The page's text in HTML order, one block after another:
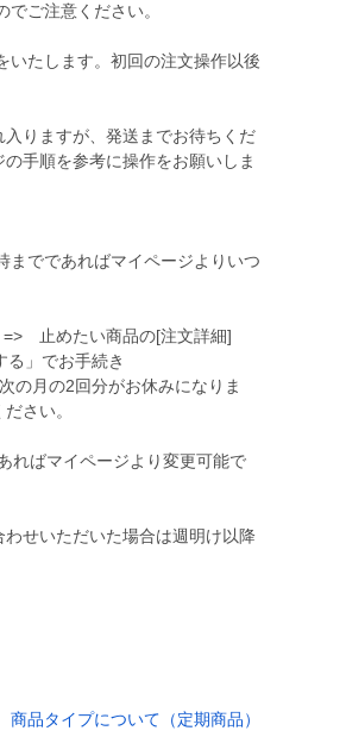
ご注意ください。
いたします。初回の注文操作以後
りますが、発送までお待ちくだ
手順を参考に操作をお願いしま
までであればマイページよりいつ
止めたい商品の[注文詳細]
」でお手続き
の月の2回分がお休みになりま
さい。
ればマイページより変更可能で
せいただいた場合は週明け以降
商品タイプについて（定期商品）